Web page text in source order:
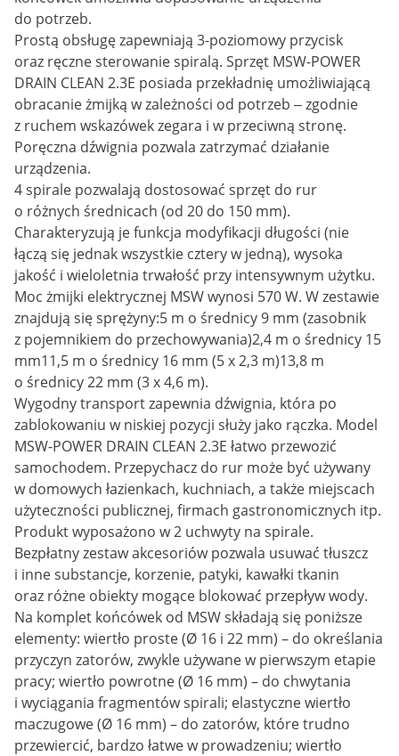
do potrzeb.
Prostą obsługę zapewniają 3-poziomowy przycisk
oraz ręczne sterowanie spiralą. Sprzęt MSW-POWER
DRAIN CLEAN 2.3E posiada przekładnię umożliwiającą
obracanie żmijką w zależności od potrzeb ‒ zgodnie
z ruchem wskazówek zegara i w przeciwną stronę.
Poręczna dźwignia pozwala zatrzymać działanie
urządzenia.
4 spirale pozwalają dostosować sprzęt do rur
o różnych średnicach (od 20 do 150 mm).
Charakteryzują je funkcja modyfikacji długości (nie
łączą się jednak wszystkie cztery w jedną), wysoka
jakość i wieloletnia trwałość przy intensywnym użytku.
Moc żmijki elektrycznej MSW wynosi 570 W. W zestawie
znajdują się sprężyny:5 m o średnicy 9 mm (zasobnik
z pojemnikiem do przechowywania)2,4 m o średnicy 15
mm11,5 m o średnicy 16 mm (5 x 2,3 m)13,8 m
o średnicy 22 mm (3 x 4,6 m).
Wygodny transport zapewnia dźwignia, która po
zablokowaniu w niskiej pozycji służy jako rączka. Model
MSW-POWER DRAIN CLEAN 2.3E łatwo przewozić
samochodem. Przepychacz do rur może być używany
w domowych łazienkach, kuchniach, a także miejscach
użyteczności publicznej, firmach gastronomicznych itp.
Produkt wyposażono w 2 uchwyty na spirale.
Bezpłatny zestaw akcesoriów pozwala usuwać tłuszcz
i inne substancje, korzenie, patyki, kawałki tkanin
oraz różne obiekty mogące blokować przepływ wody.
Na komplet końcówek od MSW składają się poniższe
elementy: wiertło proste (Ø 16 i 22 mm) – do określania
przyczyn zatorów, zwykle używane w pierwszym etapie
pracy; wiertło powrotne (Ø 16 mm) – do chwytania
i wyciągania fragmentów spirali; elastyczne wiertło
maczugowe (Ø 16 mm) – do zatorów, które trudno
przewiercić, bardzo łatwe w prowadzeniu; wiertło